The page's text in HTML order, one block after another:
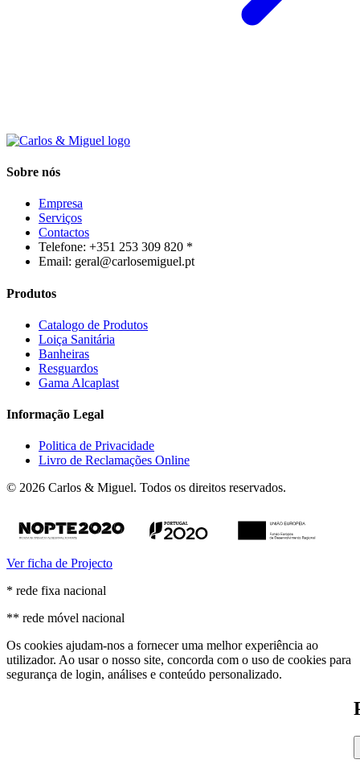
Sobre nós
Empresa
Serviços
Contactos
Telefone: +351 253 309 820 *
Email: geral@carlosemiguel.pt
Produtos
Catalogo de Produtos
Loiça Sanitária
Banheiras
Resguardos
Gama Alcaplast
Informação Legal
Politica de Privacidade
Livro de Reclamações Online
© 2026 Carlos & Miguel. Todos os direitos reservados.
Ver ficha de Projecto
* rede fixa nacional
** rede móvel nacional
Os cookies ajudam-nos a fornecer uma melhor experiência ao
utilizador. Ao usar o nosso site, concorda com o uso de cookies para
segurança de login, análises e conteúdo personalizado.